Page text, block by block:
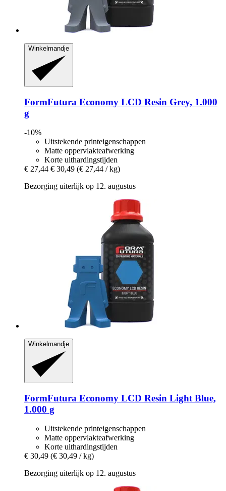
Winkelmandje
FormFutura Economy LCD Resin Grey, 1.000
g
-10%
Uitstekende printeigenschappen
Matte oppervlakteafwerking
Korte uithardingstijden
€ 27,44 € 30,49 (€ 27,44 / kg)
Bezorging uiterlijk op 12. augustus
Winkelmandje
FormFutura Economy LCD Resin Light Blue,
1.000 g
Uitstekende printeigenschappen
Matte oppervlakteafwerking
Korte uithardingstijden
€ 30,49 (€ 30,49 / kg)
Bezorging uiterlijk op 12. augustus